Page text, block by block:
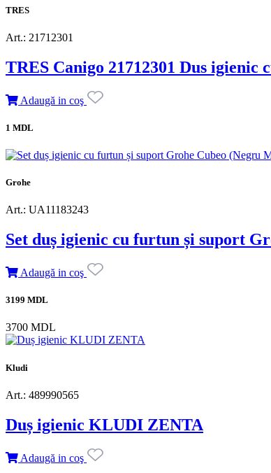
TRES
Art.: 21712301
TRES Canigo 21712301 Dus igienic
Adaugă in coş
1 MDL
Grohe
Art.: UA11183243
Set duș igienic cu furtun și suport
Adaugă in coş
3199 MDL
3700 MDL
Kludi
Art.: 489990565
Duș igienic KLUDI ZENTA
Adaugă in coş